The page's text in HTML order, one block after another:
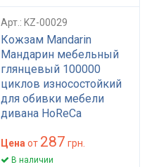
Арт.: KZ-00029
Кожзам Mandarin
Мандарин мебельный
глянцевый 100000
циклов износостойкий
для обивки мебели
дивана HoReCa
огнеустойчивый
Цена от 287 грн.
В наличии